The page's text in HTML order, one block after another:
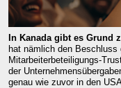
In Kanada gibt es Grund
hat nämlich den
Mitarbeiterbeteiligungs-
der
genau wie zuvor in den